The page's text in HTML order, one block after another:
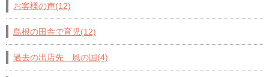
お客様の声(12)
島根の田舎で育児(12)
過去の出店先 風の国(4)